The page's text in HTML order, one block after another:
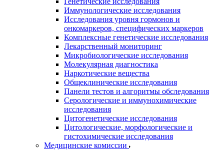
Иммунологические исследования
Исследования уровня гормонов и
онкомаркеров, специфических маркеров
Комплексные генетические исследования
Лекарственный мониторинг
Микробиологические исследования
Молекулярная диагностика
Наркотические вещества
Общеклинические исследования
Панели тестов и алгоритмы обследования
Серологические и иммунохимические
исследования
Цитогенетические исследования
Цитологические, морфологические и
гистохимические исследования
Медицинские комиссии